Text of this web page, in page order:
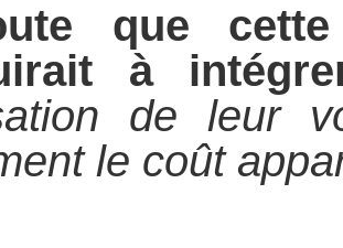
que
à
de leur
le coût